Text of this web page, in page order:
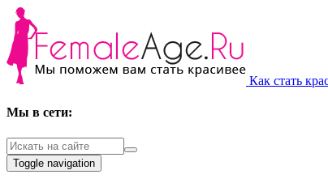
Как стать
Мы в сети:
Toggle navigation